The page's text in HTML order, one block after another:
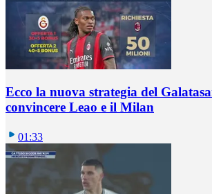
Ecco la nuova strategia del
convincere Leao e il Milan
01:33